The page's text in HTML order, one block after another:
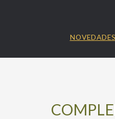
NOVEDADES